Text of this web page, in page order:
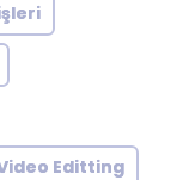
Editting